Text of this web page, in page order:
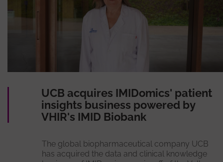
UCB acquires IMIDomics' patient
insights business powered by
VHIR's IMID Biobank
The global biopharmaceutical company UCB
has acquired the data and clinical knowledge